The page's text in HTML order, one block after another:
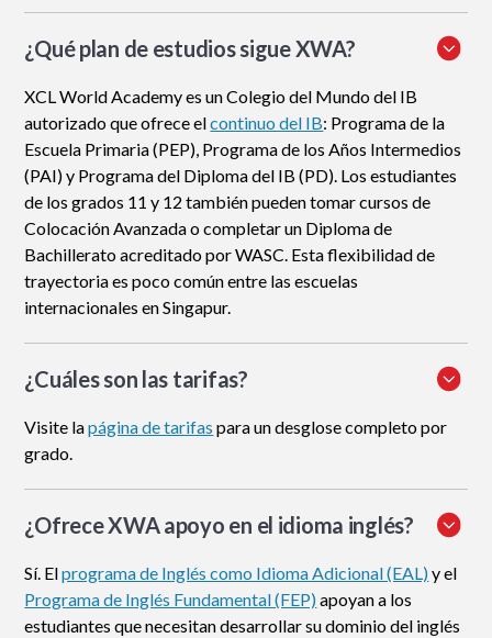
¿Qué plan de estudios sigue XWA?
XCL World Academy es un Colegio del Mundo del IB
autorizado que ofrece elcontinuo del IB: Programa de la
Escuela Primaria (PEP), Programa de los Años Intermedios
(PAI) y Programa del Diploma del IB (PD). Los estudiantes
de los grados 11 y 12 también pueden tomar cursos de
Colocación Avanzada o completar un Diploma de
Bachillerato acreditado por WASC. Esta flexibilidad de
trayectoria es poco común entre las escuelas
internacionales en Singapur.
¿Cuáles son las tarifas?
Visite lapágina de tarifas para un desglose completo por
grado.
¿Ofrece XWA apoyo en el idioma inglés?
Sí. Elprograma de Inglés como Idioma Adicional (EAL)y el
Programa de Inglés Fundamental (FEP)apoyan a los
estudiantes que necesitan desarrollar su dominio del inglés